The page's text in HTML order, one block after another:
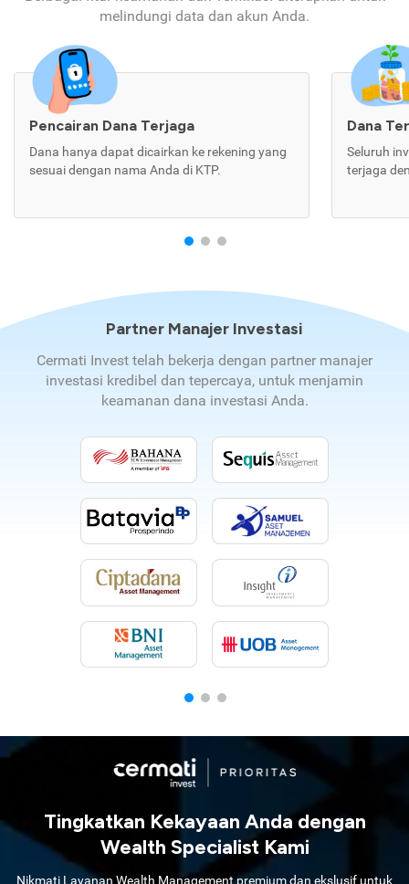
melindungi data dan akun Anda.
Pencairan Dana Terjaga
Dana hanya dapat dicairkan ke rekening yang
sesuai dengan nama Anda di KTP.
Dana
Seluruh
terjaga
Partner Manajer Investasi
Cermati Invest telah bekerja dengan partner manajer
investasi kredibel dan tepercaya, untuk menjamin
keamanan dana investasi Anda.
Tingkatkan Kekayaan Anda dengan
Wealth Specialist Kami
Nikmati Layanan Wealth Management premium dan ekslusif untuk